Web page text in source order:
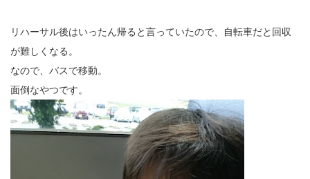
リハーサル後はいったん帰ると言っていたので、自転車だと回収
が難しくなる。
なので、バスで移動。
面倒なやつです。